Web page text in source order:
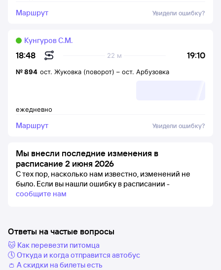
Маршрут Увидели ошибку?
18:48 19:10
22 м
Кунгуров С.М.
ежедневно
№894 ост. Жуковка (поворот) – ост. Арбузовка
Маршрут Увидели ошибку?
Мы внесли последние изменения в
расписание 2 июня 2026
С тех пор, насколько нам известно, изменений не
было. Если вы нашли ошибку в расписании -
сообщите нам
Ответы на частые вопросы
🐱 Как перевезти питомца
🕔 Откуда и когда отправится автобус
👛 А скидки на билеты есть